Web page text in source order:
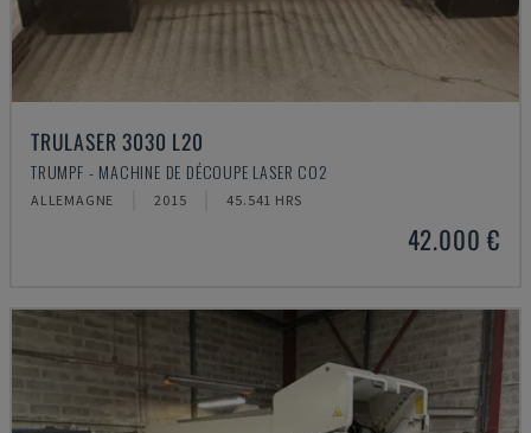
TRULASER 3030 L20
TRUMPF - MACHINE DE DÉCOUPE LASER CO2
ALLEMAGNE 2015 45.541 HRS
42.000 €